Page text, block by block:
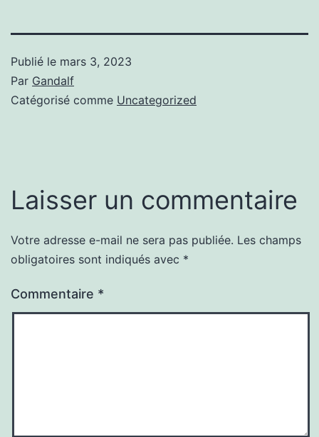
Publié le mars 3, 2023
Par Gandalf
Catégorisé comme Uncategorized
Laisser un commentaire
Votre adresse e-mail ne sera pas publiée. Les champs
obligatoires sont indiqués avec *
Commentaire *